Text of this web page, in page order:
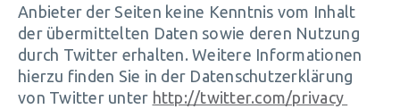
Anbieter der Seiten keine Kenntnis vom Inhalt
der übermittelten Daten sowie deren Nutzung
durch Twitter erhalten. Weitere Informationen
hierzu finden Sie in der Datenschutzerklärung
von Twitter unter http://twitter.com/privacy